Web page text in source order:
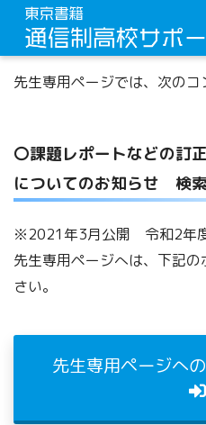
先生専用ページでは、次のコ
〇課題レポートなどの訂
についてのお知らせ 検
※2021年3月公開 令和2年
先生専用ページへは、下記
さい。
先生専用ページへ